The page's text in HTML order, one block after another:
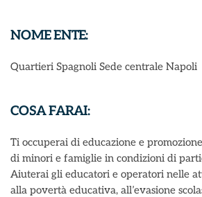
NOME ENTE:
Quartieri Spagnoli Sede centrale Napoli
COSA FARAI:
Ti occuperai di educazione e
di minori e famiglie in condizioni di
Aiuterai gli educatori e operatori nelle
alla povertà educativa, all’evasione